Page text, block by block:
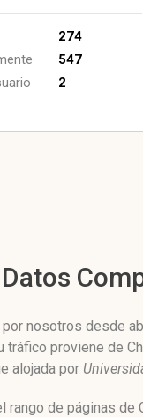
274
547
2
nosotros desde
tráfico proviene de
alojada por
rango de páginas